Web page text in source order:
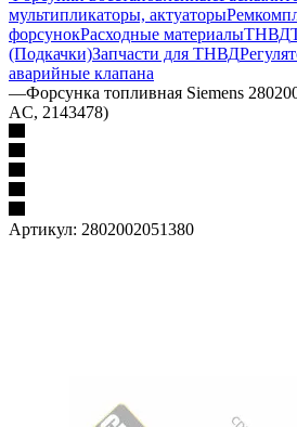
мультипликаторы, актуаторы
форсунокРасходные материалыТНВД
(Подкачки)Запчасти для ТНВД
аварийные клапана
—Форсунка топливная Siemens
AC, 2143478)
Артикул: 2802002051380